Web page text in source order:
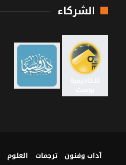
الشركاء
آداب وفنون ترجمات العلوم